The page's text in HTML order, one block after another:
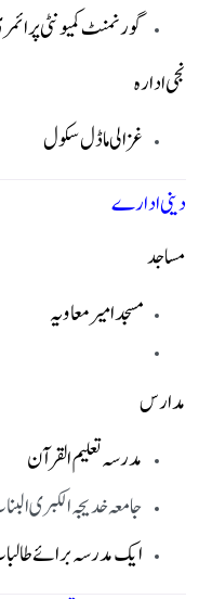
گورنمنٹ کمیونٹی
نجی ادارہ
غزالی ماڈل سکول
دینی ادارے
مساجد
مسجد امیر معاویہ
مدارس
مدرسہ تعلیم القرآن
جامعہ خدیجہ الکبری
ایک مدرسہ برائے